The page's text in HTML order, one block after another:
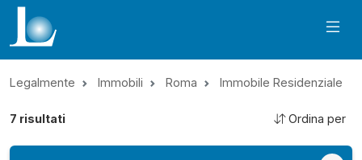
Legalmente Immobili Roma Immobile Residenziale
7 risultati Ordina per